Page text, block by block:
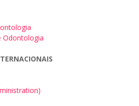
Odontologia